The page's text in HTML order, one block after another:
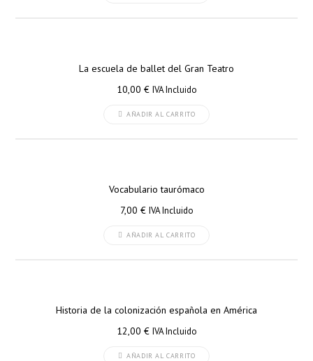
La escuela de ballet del Gran Teatro
10,00 € IVA Incluido
AÑADIR AL CARRITO
Vocabulario taurómaco
7,00 € IVA Incluido
AÑADIR AL CARRITO
Historia de la colonización española en América
12,00 € IVA Incluido
AÑADIR AL CARRITO